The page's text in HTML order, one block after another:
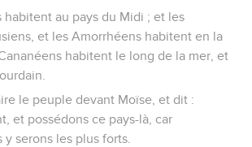
habitent au pays du Midi ; et les
et les Amorrhéens habitent en la
habitent le long de la mer, et
le peuple devant Moïse, et dit :
et possédons ce pays-là, car
serons les plus forts.